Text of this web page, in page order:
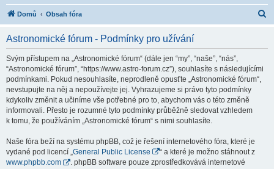
Domů Obsah fóra
Astronomické fórum - Podmínky pro užívání
Svým přístupem na „Astronomické fórum“ (dále jen “my”, “naše”, “nás”,
“Astronomické fórum”, “https://www.astro-forum.cz”), souhlasíte s následujícími
podmínkami. Pokud nesouhlasíte, neprodleně opusťte „Astronomické fórum“,
nevstupujte na něj a nepoužívejte jej. Vyhrazujeme si právo tyto podmínky
kdykoliv změnit a učiníme vše potřebné pro to, abychom vás o této změně
informovali. Přesto je rozumné tyto podmínky průběžně sledovat vzhledem
k tomu, že používáním „Astronomické fórum“ s nimi souhlasíte.
Naše fóra beží na systému phpBB, což je řešení internetového fóra, které je
vydané pod licencí „General Public License
“ a které je možno stáhnout z
www.phpbb.com
. phpBB software pouze zprostředkovává internetové